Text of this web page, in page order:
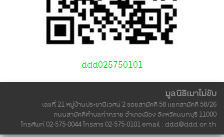
ddd025750101
มูลนิธิเมาไม่ขับ
เลขที่ 21 หมู่บ้านประชานิเวศน์ 2 ซอยสามัคคี 58 แยกสามัคคี 58/26
ถนนสามัคคีตำบลท่าทราย อำเภอเมือง จังหวัดนนทบุรี 11000
โทรศัพท์ 02-575-0044 โทรสาร 02-575-0101 email : ddd@ddd.or.th